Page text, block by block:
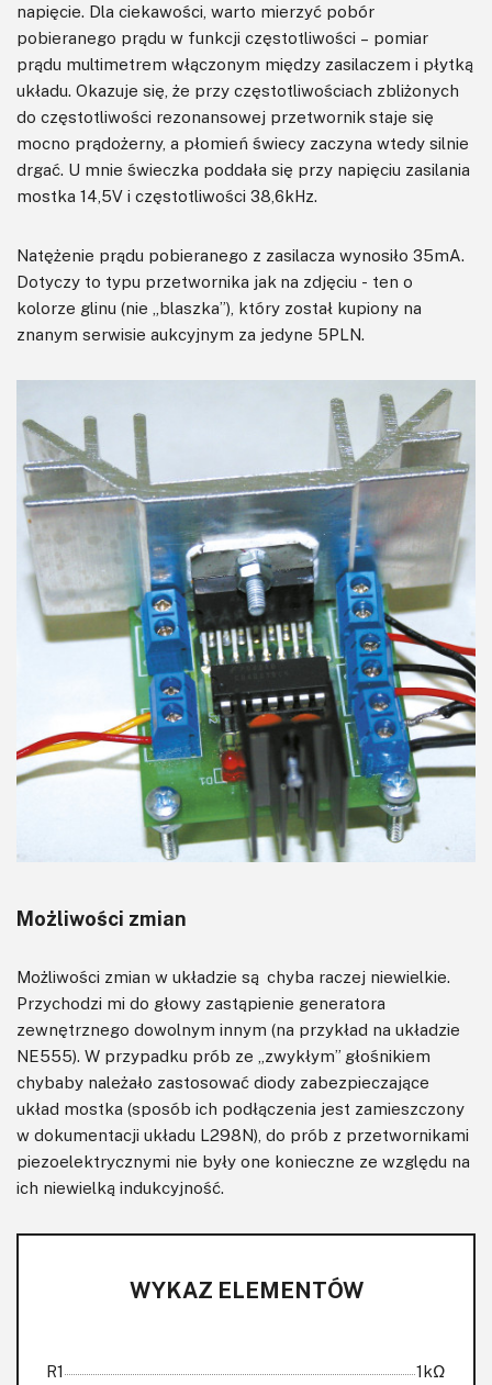
napięcie. Dla ciekawości, warto mierzyć pobór
pobieranego prądu w funkcji częstotliwości – pomiar
prądu multimetrem włączonym między zasilaczem i płytką
układu. Okazuje się, że przy częstotliwościach zbliżonych
do częstotliwości rezonansowej przetwornik staje się
mocno prądożerny, a płomień świecy zaczyna wtedy silnie
drgać. U mnie świeczka poddała się przy napięciu zasilania
mostka 14,5V i częstotliwości 38,6kHz.
Natężenie prądu pobieranego z zasilacza wynosiło 35mA.
Dotyczy to typu przetwornika jak na zdjęciu - ten o
kolorze glinu (nie „blaszka”), który został kupiony na
znanym serwisie aukcyjnym za jedyne 5PLN.
Możliwości zmian
Możliwości zmian w układzie są chyba raczej niewielkie.
Przychodzi mi do głowy zastąpienie generatora
zewnętrznego dowolnym innym (na przykład na układzie
NE555). W przypadku prób ze „zwykłym” głośnikiem
chybaby należało zastosować diody zabezpieczające
układ mostka (sposób ich podłączenia jest zamieszczony
w dokumentacji układu L298N), do prób z przetwornikami
piezoelektrycznymi nie były one konieczne ze względu na
ich niewielką indukcyjność.
WYKAZ ELEMENTÓW
R1
1kΩ